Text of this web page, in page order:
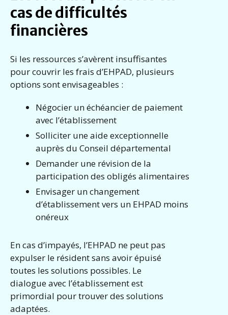
cas de difficultés
financières
Si les ressources s’avèrent insuffisantes
pour couvrir les frais d’EHPAD, plusieurs
options sont envisageables :
Négocier un échéancier de paiement
avec l’établissement
Solliciter une aide exceptionnelle
auprès du Conseil départemental
Demander une révision de la
participation des obligés alimentaires
Envisager un changement
d’établissement vers un EHPAD moins
onéreux
En cas d’impayés, l’EHPAD ne peut pas
expulser le résident sans avoir épuisé
toutes les solutions possibles. Le
dialogue avec l’établissement est
primordial pour trouver des solutions
adaptées.